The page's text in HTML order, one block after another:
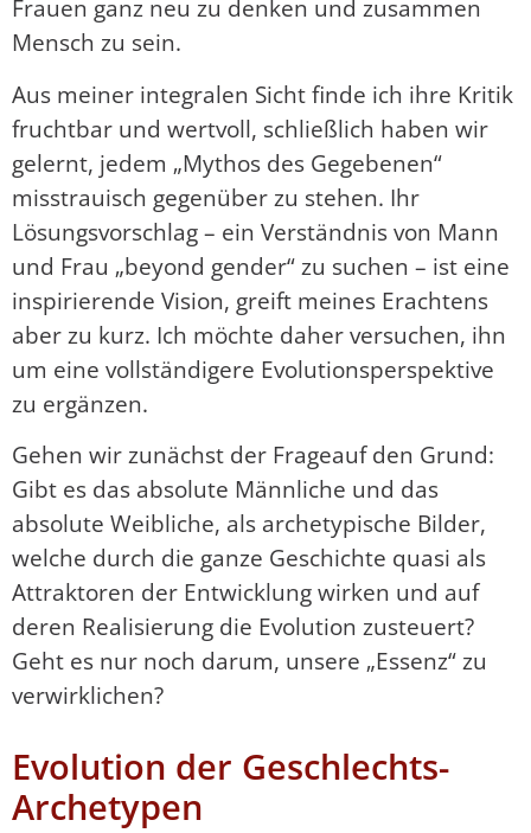
Frauen ganz neu zu denken und zusammen
Mensch zu sein.
Aus meiner integralen Sicht finde ich ihre Kritik
fruchtbar und wertvoll, schließlich haben wir
gelernt, jedem „Mythos des Gegebenen“
misstrauisch gegenüber zu stehen. Ihr
Lösungsvorschlag – ein Verständnis von Mann
und Frau „beyond gender“ zu suchen – ist eine
inspirierende Vision, greift meines Erachtens
aber zu kurz. Ich möchte daher versuchen, ihn
um eine vollständigere Evolutionsperspektive
zu ergänzen.
Gehen wir zunächst der Frageauf den Grund:
Gibt es das absolute Männliche und das
absolute Weibliche, als archetypische Bilder,
welche durch die ganze Geschichte quasi als
Attraktoren der Entwicklung wirken und auf
deren Realisierung die Evolution zusteuert?
Geht es nur noch darum, unsere „Essenz“ zu
verwirklichen?
Evolution der Geschlechts-
Archetypen